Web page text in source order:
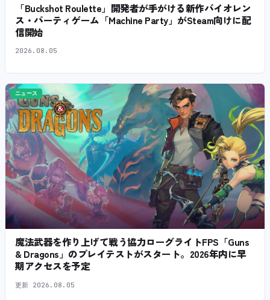
「Buckshot Roulette」開発者が手がける新作バイオレン
ス・パーティゲーム「Machine Party」がSteam向けに配
信開始
2026.08.05
ニュース
魔法武器を作り上げて戦う協力ローグライトFPS「Guns
& Dragons」のプレイテストがスタート。2026年内に早
期アクセスを予定
更新 2026.08.05